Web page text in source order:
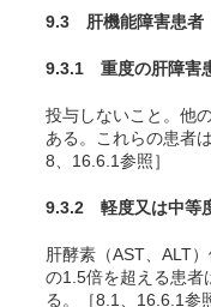
9.3 肝機能障害患者
9.3.1 重度の肝障害
投与しないこと。他
ある。これらの患者
8、16.6.1参照］
9.3.2 軽度又は中等
肝酵素（AST、ALT
の1.5倍を超える患者
る。［8.1、16.6.1参